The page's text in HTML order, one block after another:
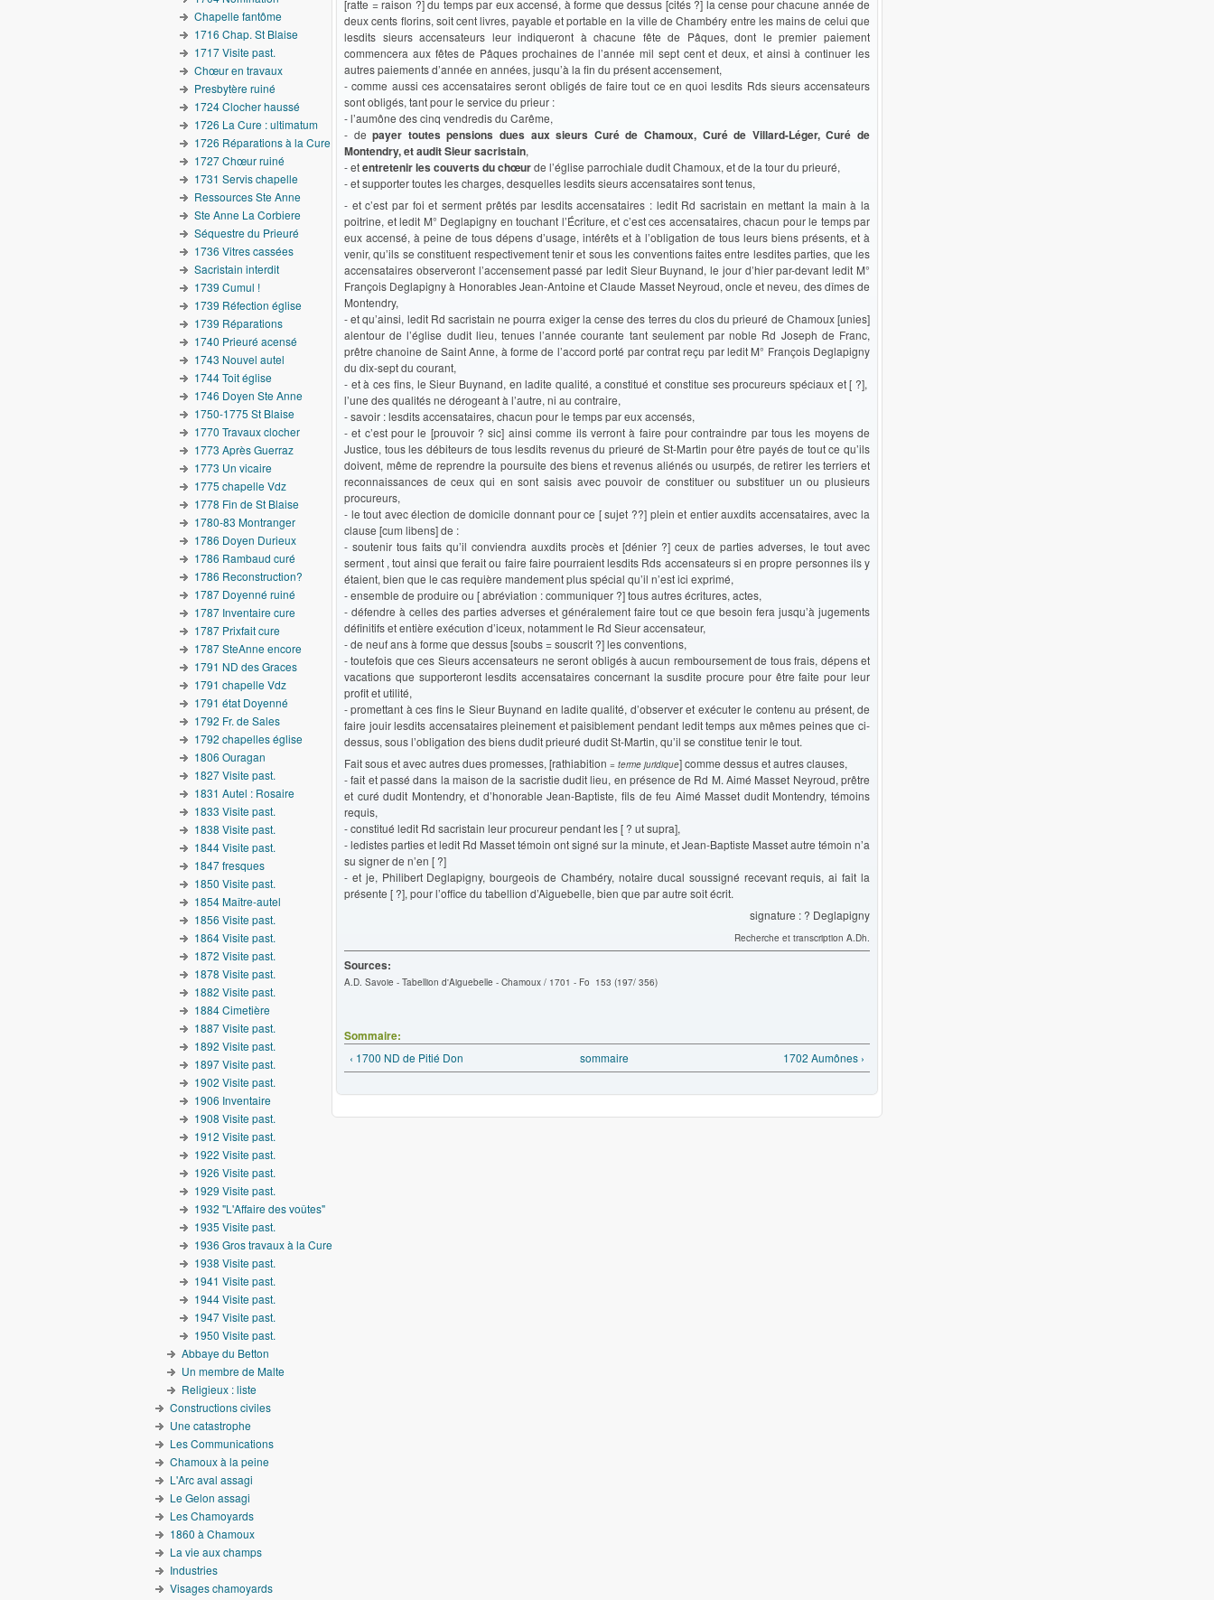
[ratte = raison ?] du temps par eux accensé, à forme que dessus [cités ?] la cense pour chacune année de
deux cents florins, soit cent livres, payable et portable en la ville de Chambéry entre les mains de celui que
lesdits sieurs accensateurs leur indiqueront à chacune fête de Pâques, dont le premier paiement
commencera aux fêtes de Pâques prochaines de l’année mil sept cent et deux, et ainsi à continuer les
autres paiements d’année en années, jusqu’à la fin du présent accensement,
- comme aussi ces accensataires seront obligés de faire tout ce en quoi lesdits Rds sieurs accensateurs
sont obligés, tant pour le service du prieur :
- l’aumône des cinq vendredis du Carême,
- depayer toutes pensions dues aux sieurs Curé de Chamoux, Curé de Villard-Léger, Curé de
Montendry, et audit Sieur sacristain,
- etentretenir les couverts du chœurde l’église parrochiale dudit Chamoux, et de la tour du prieuré,
- et supporter toutes les charges, desquelles lesdits sieurs accensataires sont tenus,
- et c’est par foi et serment prêtés par lesdits accensataires : ledit Rd sacristain en mettant la main à la
poitrine, et ledit M° Deglapigny en touchant l’Écriture, et c’est ces accensataires, chacun pour le temps par
eux accensé, à peine de tous dépens d’usage, intérêts et à l’obligation de tous leurs biens présents, et à
venir, qu’ils se constituent respectivement tenir et sous les conventions faites entre lesdites parties, que les
accensataires observeront l’accensement passé par ledit Sieur Buynand, le jour d’hier par-devant ledit M°
François Deglapigny à Honorables Jean-Antoine et Claude Masset Neyroud, oncle et neveu, des dîmes de
Montendry,
- et qu’ainsi, ledit Rd sacristain ne pourra exiger la cense des terres du clos du prieuré de Chamoux [unies]
alentour de l’église dudit lieu, tenues l’année courante tant seulement par noble Rd Joseph de Franc,
prêtre chanoine de Saint Anne, à forme de l’accord porté par contrat reçu par ledit M° François Deglapigny
du dix-sept du courant,
- et à ces fins, le Sieur Buynand, en ladite qualité, a constitué et constitue ses procureurs spéciaux et [ ?],
l’une des qualités ne dérogeant à l’autre, ni au contraire,
- savoir : lesdits accensataires, chacun pour le temps par eux accensés,
- et c’est pour le [prouvoir ? sic] ainsi comme ils verront à faire pour contraindre par tous les moyens de
Justice, tous les débiteurs de tous lesdits revenus du prieuré de St-Martin pour être payés de tout ce qu’ils
doivent, même de reprendre la poursuite des biens et revenus aliénés ou usurpés, de retirer les terriers et
reconnaissances de ceux qui en sont saisis avec pouvoir de constituer ou substituer un ou plusieurs
procureurs,
- le tout avec élection de domicile donnant pour ce [ sujet ??] plein et entier auxdits accensataires, avec la
clause [cum libens] de :
- soutenir tous faits qu’il conviendra auxdits procès et [dénier ?] ceux de parties adverses, le tout avec
serment , tout ainsi que ferait ou faire faire pourraient lesdits Rds accensateurs si en propre personnes ils y
étaient, bien que le cas requière mandement plus spécial qu’il n’est ici exprimé,
- ensemble de produire ou [ abréviation : communiquer ?] tous autres écritures, actes,
- défendre à celles des parties adverses et généralement faire tout ce que besoin fera jusqu’à jugements
définitifs et entière exécution d’iceux, notamment le Rd Sieur accensateur,
- de neuf ans à forme que dessus [soubs = souscrit ?] les conventions,
- toutefois que ces Sieurs accensateurs ne seront obligés à aucun remboursement de tous frais, dépens et
vacations que supporteront lesdits accensataires concernant la susdite procure pour être faite pour leur
profit et utilité,
- promettant à ces fins le Sieur Buynand en ladite qualité, d’observer et exécuter le contenu au présent, de
faire jouir lesdits accensataires pleinement et paisiblement pendant ledit temps aux mêmes peines que ci-
dessus, sous l’obligation des biens dudit prieuré dudit St-Martin, qu’il se constitue tenir le tout.
Fait sous et avec autres dues promesses, [rathiabition = terme juridique] comme dessus et autres clauses,
- fait et passé dans la maison de la sacristie dudit lieu, en présence de Rd M. Aimé Masset Neyroud, prêtre
et curé dudit Montendry, et d’honorable Jean-Baptiste, fils de feu Aimé Masset dudit Montendry, témoins
requis,
- constitué ledit Rd sacristain leur procureur pendant les [ ? ut supra],
- ledistes parties et ledit Rd Masset témoin ont signé sur la minute, et Jean-Baptiste Masset autre témoin n’a
su signer de n’en [ ?]
- et je, Philibert Deglapigny, bourgeois de Chambéry, notaire ducal soussigné recevant requis, ai fait la
présente [ ?], pour l’office du tabellion d’Aiguebelle, bien que par autre soit écrit.
signature : ? Deglapigny
Recherche et transcription A.Dh.
Sources:
A.D. Savoie - Tabellion d'Aiguebelle - Chamoux / 1701 - Fo 153 (197/ 356)
Sommaire:
‹ 1700 ND de Pitié Don sommaire 1702 Aumônes ›
Chapelle fantôme
1716 Chap. St Blaise
1717 Visite past.
Chœur en travaux
Presbytère ruiné
1724 Clocher haussé
1726 La Cure : ultimatum
1726 Réparations à la Cure
1727 Chœur ruiné
1731 Servis chapelle
Ressources Ste Anne
Ste Anne La Corbiere
Séquestre du Prieuré
1736 Vitres cassées
Sacristain interdit
1739 Cumul !
1739 Réfection église
1739 Réparations
1740 Prieuré acensé
1743 Nouvel autel
1744 Toit église
1746 Doyen Ste Anne
1750-1775 St Blaise
1770 Travaux clocher
1773 Après Guerraz
1773 Un vicaire
1775 chapelle Vdz
1778 Fin de St Blaise
1780-83 Montranger
1786 Doyen Durieux
1786 Rambaud curé
1786 Reconstruction?
1787 Doyenné ruiné
1787 Inventaire cure
1787 Prixfait cure
1787 SteAnne encore
1791 ND des Graces
1791 chapelle Vdz
1791 état Doyenné
1792 Fr. de Sales
1792 chapelles église
1806 Ouragan
1827 Visite past.
1831 Autel : Rosaire
1833 Visite past.
1838 Visite past.
1844 Visite past.
1847 fresques
1850 Visite past.
1854 Maître-autel
1856 Visite past.
1864 Visite past.
1872 Visite past.
1878 Visite past.
1882 Visite past.
1884 Cimetière
1887 Visite past.
1892 Visite past.
1897 Visite past.
1902 Visite past.
1906 Inventaire
1908 Visite past.
1912 Visite past.
1922 Visite past.
1926 Visite past.
1929 Visite past.
1932 "L'Affaire des voûtes"
1935 Visite past.
1936 Gros travaux à la Cure
1938 Visite past.
1941 Visite past.
1944 Visite past.
1947 Visite past.
1950 Visite past.
Abbaye du Betton
Un membre de Malte
Religieux : liste
Constructions civiles
Une catastrophe
Les Communications
Chamoux à la peine
L'Arc aval assagi
Le Gelon assagi
Les Chamoyards
1860 à Chamoux
La vie aux champs
Industries
Visages chamoyards